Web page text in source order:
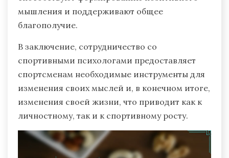
мышления и поддерживают общее
благополучие.
В заключение, сотрудничество со
спортивными психологами предоставляет
спортсменам необходимые инструменты для
изменения своих мыслей и, в конечном итоге,
изменения своей жизни, что приводит как к
личностному, так и к спортивному росту.